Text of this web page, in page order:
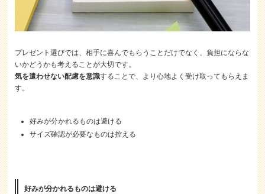
プレゼント選びでは、相手に喜んでもらうことだけでなく、負担にならな
いかどうかも考えることが大切です。
気を遣わせない配慮を意識することで、より心地よく受け取ってもらえま
す。
好みが分かれるものは避ける
サイズ確認が必要なものは控える
好みが分かれるものは避ける